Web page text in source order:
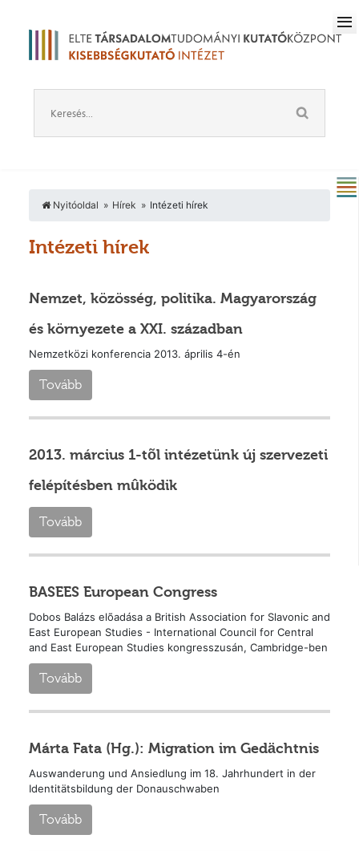
Nyitóoldal Hírek Intézeti hírek
Intézeti hírek
Nemzet, közösség, politika. Magyarország
és környezete a XXI. században
Nemzetközi konferencia 2013. április 4-én
Tovább
2013. március 1-tõl intézetünk új szervezeti
felépítésben mûködik
Tovább
BASEES European Congress
Dobos Balázs elõadása a British Association for Slavonic and
East European Studies - International Council for Central
and East European Studies kongresszusán, Cambridge-ben
Tovább
Márta Fata (Hg.): Migration im Gedächtnis
Auswanderung und Ansiedlung im 18. Jahrhundert in der
Identitätsbildung der Donauschwaben
Tovább